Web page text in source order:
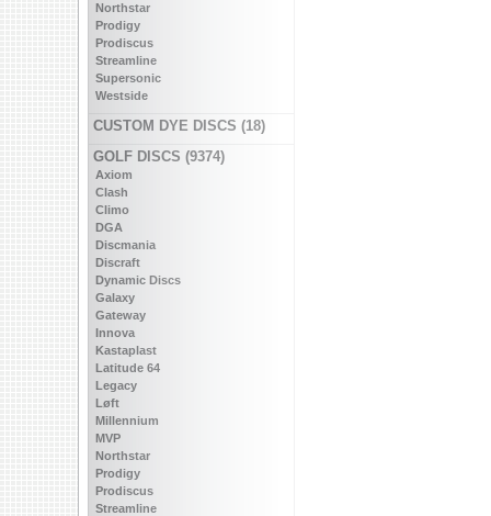
Northstar
Prodigy
Prodiscus
Streamline
Supersonic
Westside
CUSTOM DYE DISCS (18)
GOLF DISCS (9374)
Axiom
Clash
Climo
DGA
Discmania
Discraft
Dynamic Discs
Galaxy
Gateway
Innova
Kastaplast
Latitude 64
Legacy
Løft
Millennium
MVP
Northstar
Prodigy
Prodiscus
Streamline